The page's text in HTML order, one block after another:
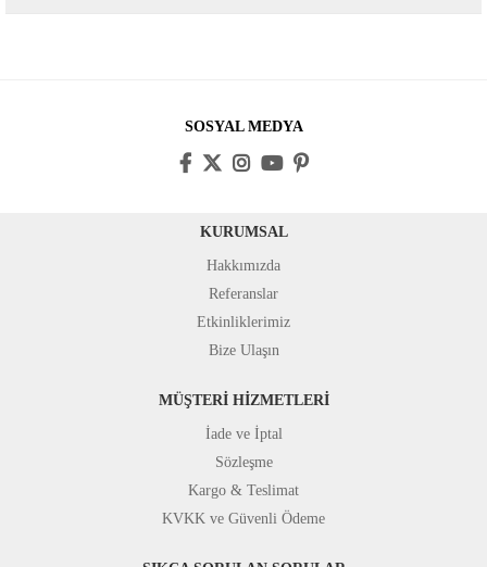
SOSYAL MEDYA
KURUMSAL
Hakkımızda
Referanslar
Etkinliklerimiz
Bize Ulaşın
MÜŞTERİ HİZMETLERİ
İade ve İptal
Sözleşme
Kargo & Teslimat
KVKK ve Güvenli Ödeme